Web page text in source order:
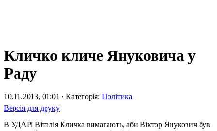
Кличко кличе Януковича у
Раду
10.11.2013, 01:01 · Категорія: Політика
Версія для друку
В УДАРі Віталія Кличка вимагають, аби Віктор Янукович був